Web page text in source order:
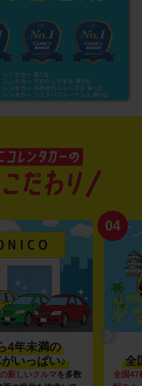
4年未満の
いっぱい♪
新しいクルマを多数
04
全
全国47